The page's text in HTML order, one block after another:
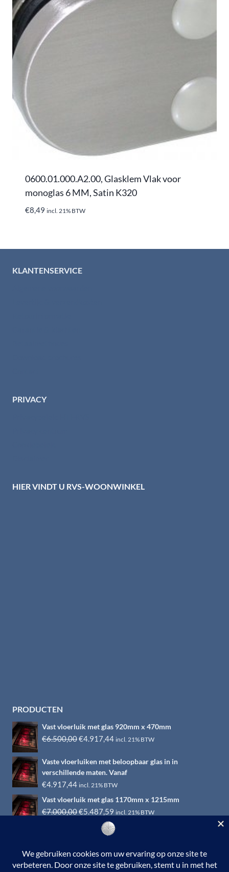
0600.01.000.A2.00, Glasklem Vlak voor
monoglas 6 MM, Satin K320
€8,49 incl. 21% BTW
KLANTENSERVICE
PRIVACY
HIER VINDT U RVS-WOONWINKEL
PRODUCTEN
Vast vloerluik met glas 920mm x 470mm
€6.500,00Oorspronkelijke
was:
€6.500,00.
€4.917,44Huidige
is:
€4.917,44.
incl. 21% BTW
Vaste vloerluiken met beloopbaar glas in in
verschillende maten. Vanaf
€4.917,44 incl. 21% BTW
Vast vloerluik met glas 1170mm x 1215mm
€7.000,00Oorspronkelijke
€5.487,59 Huidige
prijs
is:
incl. 21% BTW